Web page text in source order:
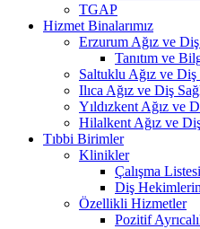
TGAP
Hizmet Binalarımız
Erzurum Ağız ve
Tanıtım ve
Saltuklu Ağız ve Diş
Ilıca Ağız ve Diş
Yıldızkent Ağız ve
Hilalkent Ağız ve
Tıbbi Birimler
Klinikler
Çalışma Listesi
Diş
Özellikli Hizmetler
Pozitif